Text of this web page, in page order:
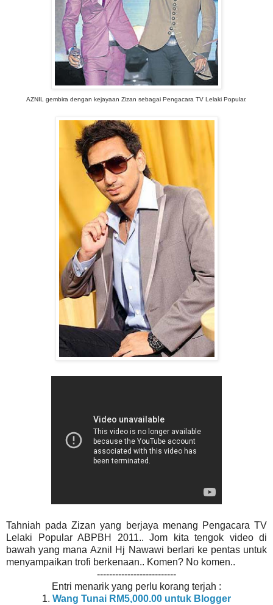
AZNIL gembira dengan kejayaan Zizan sebagai Pengacara TV Lelaki Popular.
Tahniah pada Zizan yang berjaya menang Pengacara TV
Lelaki Popular ABPBH 2011.. Jom kita tengok video di
bawah yang mana Aznil Hj Nawawi berlari ke pentas untuk
menyampaikan trofi berkenaan.. Komen? No komen..
--------------------------
Entri menarik yang perlu korang terjah :
1. Wang Tunai RM5,000.00 untuk Blogger